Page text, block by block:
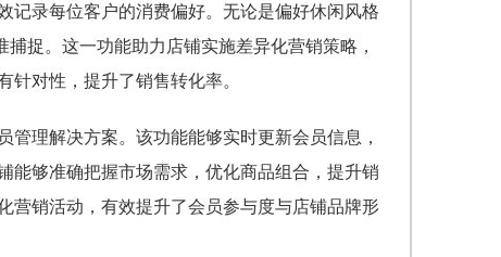
记录每位客户的消费偏好。无论是偏好休闲风格
捉。这一功能助力店铺实施差异化营销策略，
对性，提升了销售转化率。
理解决方案。该功能能够实时更新会员信息，
能够准确把握市场需求，优化商品组合，提升销
营销活动，有效提升了会员参与度与店铺品牌形